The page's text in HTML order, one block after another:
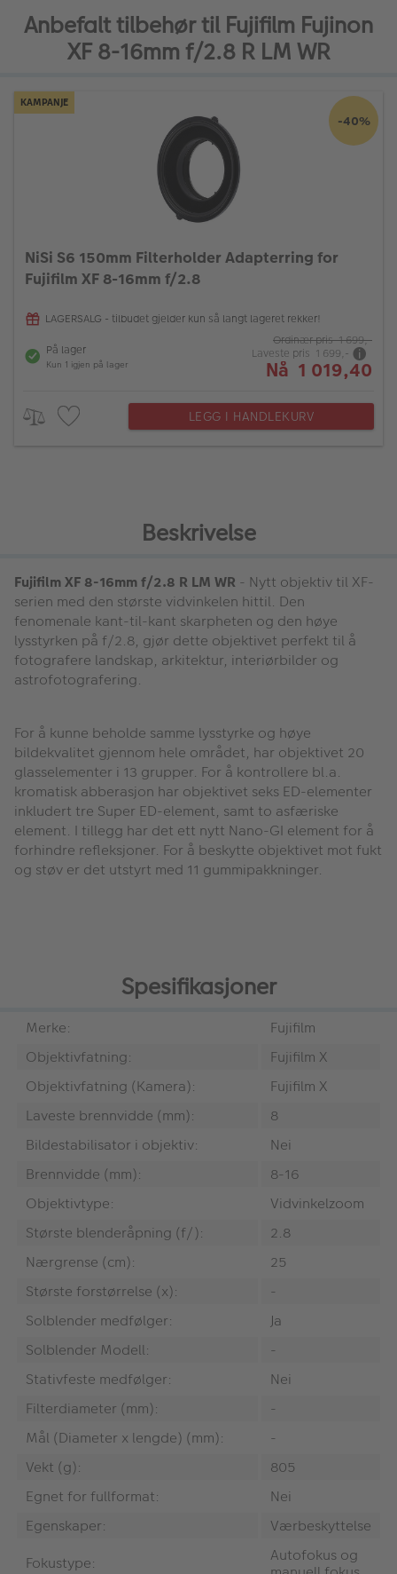
Anbefalt tilbehør til Fujifilm Fujinon
XF 8-16mm f/2.8 R LM WR
KAMPANJE
-40%
NiSi S6 150mm Filterholder Adapterring for
Fujifilm XF 8-16mm f/2.8
LAGERSALG - tilbudet gjelder kun så langt lageret rekker!
På lager
Kun 1 igjen på lager
Ordinær pris 1 699,-
Laveste pris 1 699,-
Nå 1 019,40
LEGG I HANDLEKURV
Beskrivelse
Fujifilm XF 8-16mm f/2.8 R LM WR - Nytt objektiv til XF-
serien med den største vidvinkelen hittil. Den
fenomenale kant-til-kant skarpheten og den høye
lysstyrken på f/2.8, gjør dette objektivet perfekt til å
fotografere landskap, arkitektur, interiørbilder og
astrofotografering.
For å kunne beholde samme lysstyrke og høye
bildekvalitet gjennom hele området, har objektivet 20
glasselementer i 13 grupper. For å kontrollere bl.a.
kromatisk abberasjon har objektivet seks ED-elementer
inkludert tre Super ED-element, samt to asfæriske
element. I tillegg har det ett nytt Nano-GI element for å
forhindre refleksjoner. For å beskytte objektivet mot fukt
og støv er det utstyrt med 11 gummipakkninger.
Spesifikasjoner
Merke:
Fujifilm
Objektivfatning:
Fujifilm X
Objektivfatning (Kamera):
Fujifilm X
Laveste brennvidde (mm):
8
Bildestabilisator i objektiv:
Nei
Brennvidde (mm):
8-16
Objektivtype:
Vidvinkelzoom
Største blenderåpning (f/):
2.8
Nærgrense (cm):
25
Største forstørrelse (x):
-
Solblender medfølger:
Ja
Solblender Modell:
-
Stativfeste medfølger:
Nei
Filterdiameter (mm):
-
Mål (Diameter x lengde) (mm):
-
Vekt (g):
805
Egnet for fullformat:
Nei
Egenskaper:
Værbeskyttelse
Fokustype:
Autofokus og